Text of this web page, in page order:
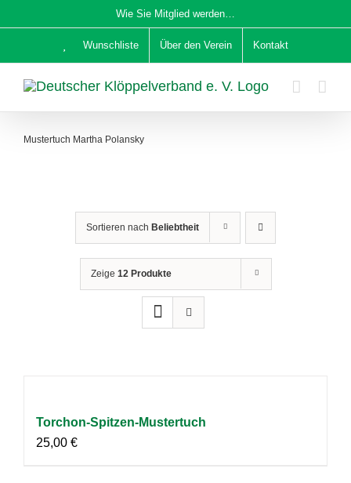
Inhalt
Wie Sie Mitglied werden…
Wunschliste Über den Verein Kontakt
Mustertuch Martha Polansky
Sortieren nach Beliebtheit
Zeige 12 Produkte
Torchon-Spitzen-Mustertuch
25,00 €